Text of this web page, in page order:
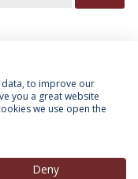
to improve our
you a great website
we use open the
Deny